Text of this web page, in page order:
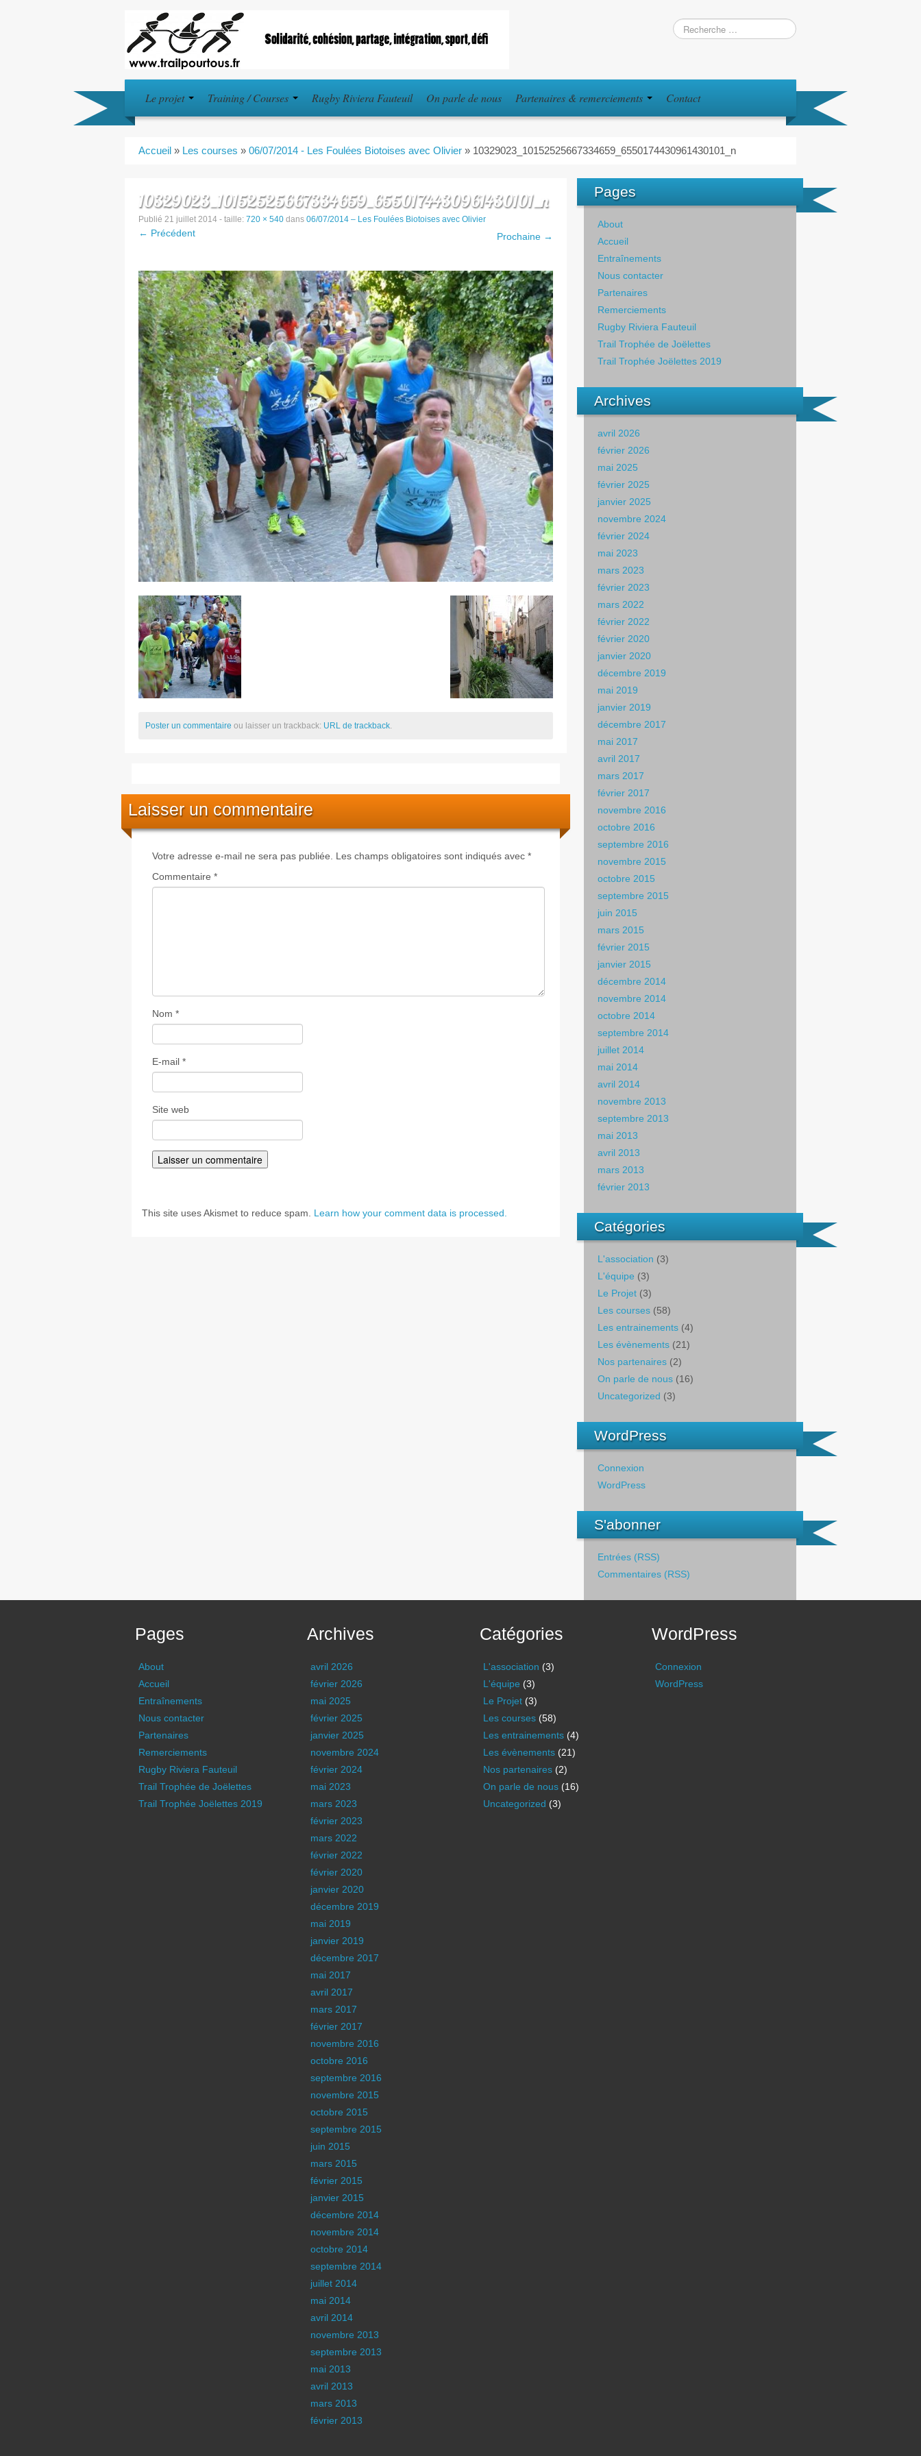
Le projet Training / Courses Rugby Riviera Fauteuil On parle de nous Partenaires & remerciements Contact
Accueil » Les courses » 06/07/2014 - Les Foulées Biotoises avec Olivier » 10329023_10152525667334659_6550174430961430101_n
10329023_10152525667334659_6550174430961430101_n
Publié 21 juillet 2014 - taille: 720 × 540 dans 06/07/2014 – Les Foulées Biotoises avec Olivier
← Précédent Prochaine →
Poster un commentaire ou laisser un trackback: URL de trackback
Laisser un commentaire
Votre adresse e-mail ne sera pas publiée. Les champs obligatoires sont indiqués avec *
Commentaire *
Nom *
E-mail *
Site web
This site uses Akismet to reduce spam. Learn how your comment data is processed.
Pages
About
Accueil
Entraînements
Nous contacter
Partenaires
Remerciements
Rugby Riviera Fauteuil
Trail Trophée de Joëlettes
Trail Trophée Joëlettes 2019
Archives
avril 2026
février 2026
mai 2025
février 2025
janvier 2025
novembre 2024
février 2024
mai 2023
mars 2023
février 2023
mars 2022
février 2022
février 2020
janvier 2020
décembre 2019
mai 2019
janvier 2019
décembre 2017
mai 2017
avril 2017
mars 2017
février 2017
novembre 2016
octobre 2016
septembre 2016
novembre 2015
octobre 2015
septembre 2015
juin 2015
mars 2015
février 2015
janvier 2015
décembre 2014
novembre 2014
octobre 2014
septembre 2014
juillet 2014
mai 2014
avril 2014
novembre 2013
septembre 2013
mai 2013
avril 2013
mars 2013
février 2013
Catégories
L'association (3)
L'équipe (3)
Le Projet (3)
Les courses (58)
Les entrainements (4)
Les évènements (21)
Nos partenaires (2)
On parle de nous (16)
Uncategorized (3)
WordPress
Connexion
WordPress
S'abonner
Entrées (RSS)
Commentaires (RSS)
Pages
About
Accueil
Entraînements
Nous contacter
Partenaires
Remerciements
Rugby Riviera Fauteuil
Trail Trophée de Joëlettes
Trail Trophée Joëlettes 2019
Archives
avril 2026
février 2026
mai 2025
février 2025
janvier 2025
novembre 2024
février 2024
mai 2023
mars 2023
février 2023
mars 2022
février 2022
février 2020
janvier 2020
décembre 2019
mai 2019
janvier 2019
décembre 2017
mai 2017
avril 2017
mars 2017
février 2017
novembre 2016
octobre 2016
septembre 2016
novembre 2015
octobre 2015
septembre 2015
juin 2015
mars 2015
février 2015
janvier 2015
décembre 2014
novembre 2014
octobre 2014
septembre 2014
juillet 2014
mai 2014
avril 2014
novembre 2013
septembre 2013
mai 2013
avril 2013
mars 2013
février 2013
Catégories
L'association (3)
L'équipe (3)
Le Projet(3)
Les courses(58)
Les entrainements(4)
Les évènements(21)
Nos partenaires(2)
On parle de nous(16)
Uncategorized (3)
WordPress
Connexion
WordPress